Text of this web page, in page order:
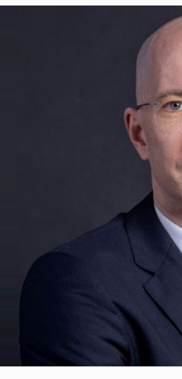
sa spunem nu intr-o cultura
Spotlight: What SKU Level
si comerciantii care nu se
PERMANENT INCARCATE
ROMANIAN CORPORATE
WILL COME FROM BEING THE
IS OUR LOVE LANGUAGE
Piatra Craiului 2026, fueled
de investitii BoldMind si echipa
DEZVALUIE AL CINCILEA